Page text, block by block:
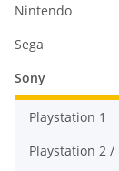
Nintendo
Sega
Sony
Playstation 1
Playstation 2 /